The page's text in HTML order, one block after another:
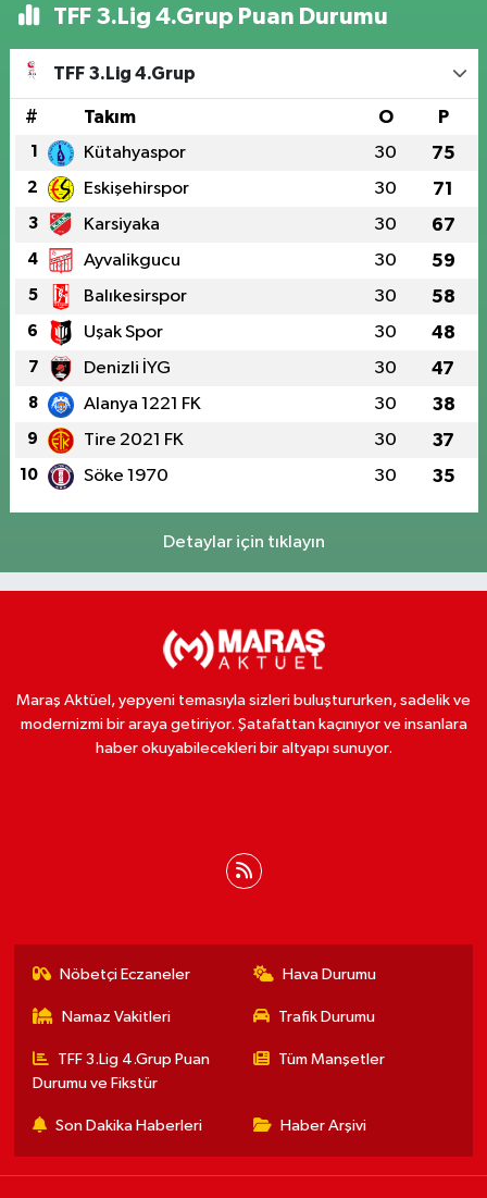
TFF 3.Lig 4.Grup Puan Durumu
TFF 3.Lig 4.Grup
# Takım O P
1 Kütahyaspor 30 75
2 Eskişehirspor 30 71
3 Karsiyaka 30 67
4 Ayvalikgucu 30 59
5 Balıkesirspor 30 58
6 Uşak Spor 30 48
7 Denizli İYG 30 47
8 Alanya 1221 FK 30 38
9 Tire 2021 FK 30 37
10 Söke 1970 30 35
Detaylar için tıklayın
Maraş Aktüel, yepyeni temasıyla sizleri buluştururken, sadelik ve
modernizmi bir araya getiriyor. Şatafattan kaçınıyor ve insanlara
haber okuyabilecekleri bir altyapı sunuyor.
Nöbetçi Eczaneler Hava Durumu
Namaz Vakitleri Trafik Durumu
TFF 3.Lig 4.Grup Puan
Durumu ve Fikstür
Tüm Manşetler
Son Dakika Haberleri Haber Arşivi